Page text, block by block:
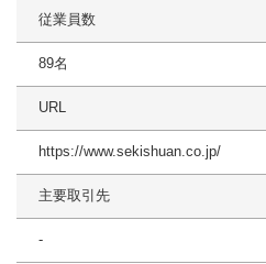
従業員数
89名
URL
https://www.sekishuan.co.jp/
主要取引先
-